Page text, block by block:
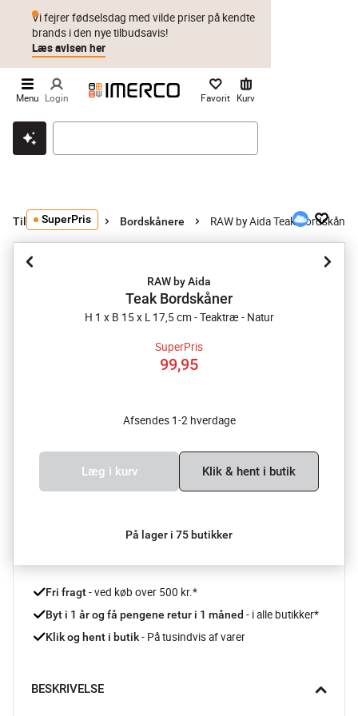
Klik & hent Byt i 1 år Prismatch
Vi fejrer fødselsdag med vilde priser på kendte
brands i den nye tilbudsavis!
Læs avisen her
Menu Login Favorit Kurv
Tilbehør til bord Bordskånere RAW by Aida Teak Bordskåner
SuperPris
RAW by Aida
Teak Bordskåner
H 1 x B 15 x L 17,5 cm - Teaktræ - Natur
SuperPris
99,95
Afsendes 1-2 hverdage
Læg i kurv Klik & hent i butik
På lager i 75 butikker
Fri fragt - ved køb over 500 kr.*
Byt i 1 år og få pengene retur i 1 måned - i alle butikker*
Klik og hent i butik - På tusindvis af varer
BESKRIVELSE